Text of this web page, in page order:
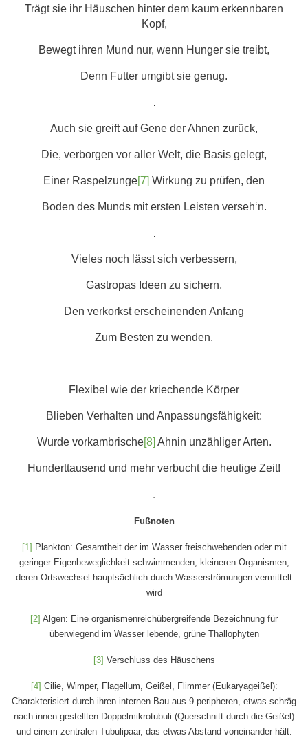
Trägt sie ihr Häuschen hinter dem kaum erkennbaren
Kopf,
Bewegt ihren Mund nur, wenn Hunger sie treibt,
Denn Futter umgibt sie genug.
Auch sie greift auf Gene der Ahnen zurück,
Die, verborgen vor aller Welt, die Basis gelegt,
Einer Raspelzunge[7] Wirkung zu prüfen, den
Boden des Munds mit ersten Leisten verseh‘n.
Vieles noch lässt sich verbessern,
Gastropas Ideen zu sichern,
Den verkorkst erscheinenden Anfang
Zum Besten zu wenden.
Flexibel wie der kriechende Körper
Blieben Verhalten und Anpassungsfähigkeit:
Wurde vorkambrische[8] Ahnin unzähliger Arten.
Hunderttausend und mehr verbucht die heutige Zeit!
Fußnoten
[1] Plankton: Gesamtheit der im Wasser freischwebenden oder mit
geringer Eigenbeweglichkeit schwimmenden, kleineren Organismen,
deren Ortswechsel hauptsächlich durch Wasserströmungen vermittelt
wird
[2] Algen: Eine organismenreichübergreifende Bezeichnung für
überwiegend im Wasser lebende, grüne Thallophyten
[3] Verschluss des Häuschens
[4] Cilie, Wimper, Flagellum, Geißel, Flimmer (Eukaryageißel):
Charakterisiert durch ihren internen Bau aus 9 peripheren, etwas schräg
nach innen gestellten Doppelmikrotubuli (Querschnitt durch die Geißel)
und einem zentralen Tubulipaar, das etwas Abstand voneinander hält.